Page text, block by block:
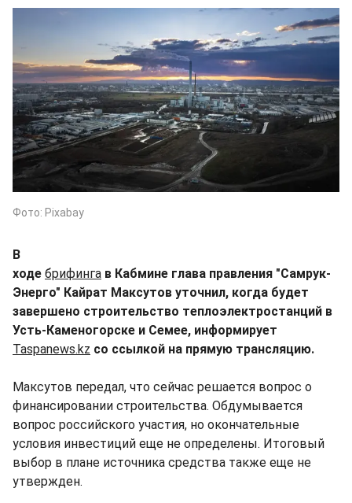
Фото: Pixabay
В
ходе брифинга в Кабмине глава правления "Самрук-
Энерго" Кайрат Максутов уточнил, когда будет
завершено строительство теплоэлектростанций в
Усть-Каменогорске и Семее, информирует
Taspanews.kz со ссылкой на прямую трансляцию.
Максутов передал, что сейчас решается вопрос о
финансировании строительства. Обдумывается
вопрос российского участия, но окончательные
условия инвестиций еще не определены. Итоговый
выбор в плане источника средства также еще не
утвержден.